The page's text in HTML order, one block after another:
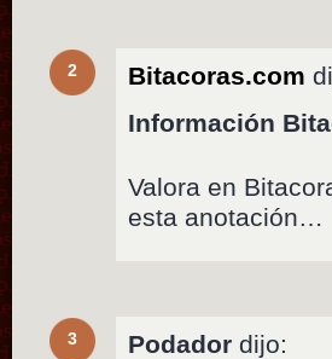
2 Bitacoras.com
Información
Valora en
esta anotación…
3 Podador dijo: